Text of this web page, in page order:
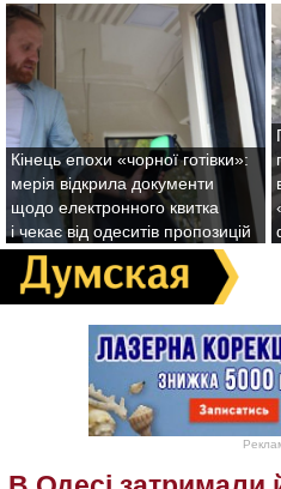
Кінець епохи «чорної готівки»:
мерія відкрила документи
щодо електронного квитка
і чекає від одеситів пропозицій